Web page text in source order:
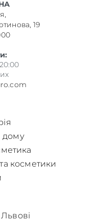
19
дому
косметики